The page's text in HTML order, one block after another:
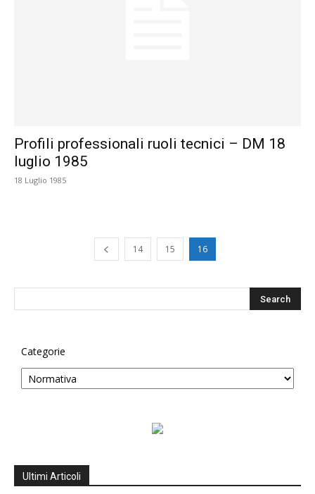
Profili professionali ruoli tecnici – DM 18
luglio 1985
18 Luglio 1985
14 15 16
Categorie
Ultimi Articoli